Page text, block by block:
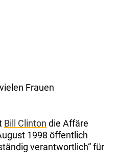
Frauen
Bill Clinton die Affäre
1998 öffentlich
verantwortlich“ für